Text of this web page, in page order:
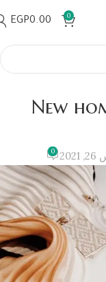
0
EGP0.00
New
0